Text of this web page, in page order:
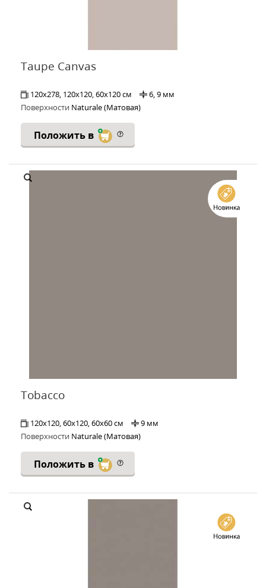
Taupe Canvas
120x278, 120x120, 60x120 см
6, 9 мм
Поверхности Naturale (Матовая)
Положить в
Tobacco
120x120, 60x120, 60x60 см
9 мм
Поверхности Naturale (Матовая)
Положить в